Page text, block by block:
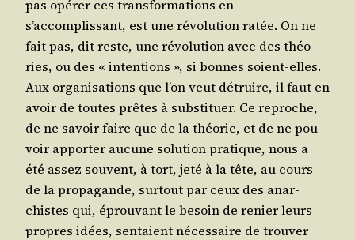
pas opé­rer ces trans­for­ma­tions en
s’accomplissant, est une révo­lu­tion ratée. On ne
fait pas, dit reste, une révo­lu­tion avec des théo­
ries, ou des « inten­tions », si bonnes soient-elles.
Aux orga­ni­sa­tions que l’on veut détruire, il faut en
avoir de toutes prêtes à sub­sti­tuer. Ce reproche,
de ne savoir faire que de la théo­rie, et de ne pou­
voir appor­ter aucune solu­tion pra­tique, nous a
été assez sou­vent, à tort, jeté à la tête, au cours
de la pro­pa­gande, sur­tout par ceux des anar­
chistes qui, éprou­vant le besoin de renier leurs
propres idées, sen­taient néces­saire de trou­ver